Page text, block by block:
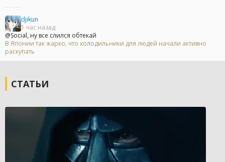
djikun
1 час назад
@Social, ну все слился обтекай
В Японии так жарко, что холодильники для людей начали активно
раскупать
СТАТЬИ